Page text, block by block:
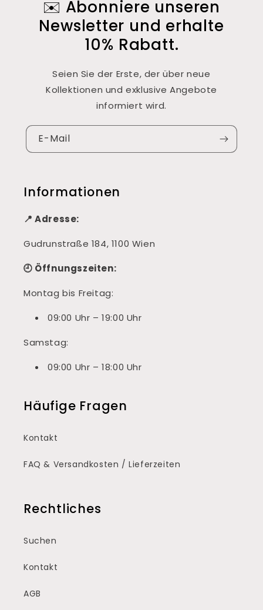
✉️ Abonniere unseren
Newsletter und erhalte
10% Rabatt.
Seien Sie der Erste, der über neue
Kollektionen und exklusive Angebote
informiert wird.
E-Mail
Informationen
📍 Adresse:
Gudrunstraße 184, 1100 Wien
🕘 Öffnungszeiten:
Montag bis Freitag:
09:00 Uhr – 19:00 Uhr
Samstag:
09:00 Uhr – 18:00 Uhr
Häufige Fragen
Kontakt
FAQ & Versandkosten / Lieferzeiten
Rechtliches
Suchen
Kontakt
AGB